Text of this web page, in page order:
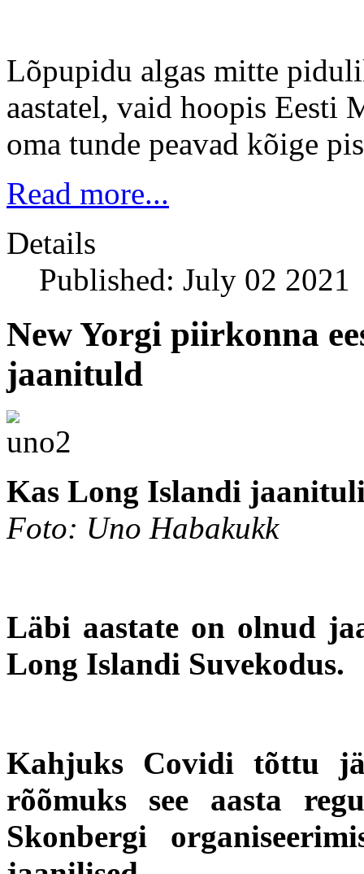
Lõpupidu algas mitte
aastatel, vaid hoopis Eesti
oma tunde peavad kõige
Read more...
Details
Published: July 02 2021
New Yorgi piirkonna
jaanituld
Kas Long Islandi
Foto: Uno Habakukk
Läbi aastate on olnud
Long Islandi Suvekodus.
Kahjuks Covidi tõttu
rõõmuks see aasta
Skonbergi